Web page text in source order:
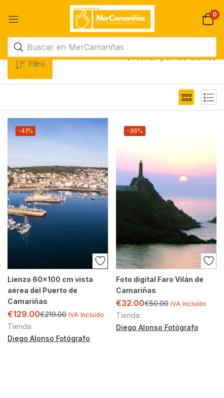
0
Filtro
Ordenar por los últimos
-41%
Lienzo 60×100 cm vista
aérea del Puerto de
Camariñas
€129.00€219.00 IVA Incluído
Tienda:
Diego Alonso Fotógrafo
-36%
Foto digital Faro Vilán de
Camariñas
€32.00€50.00 IVA Incluído
Tienda:
Diego Alonso Fotógrafo